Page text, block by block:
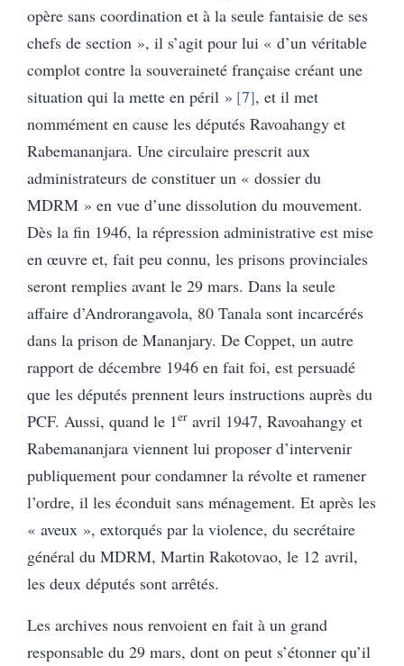
opère sans coordination et à la seule fantaisie de ses
chefs de section », il s’agit pour lui « d’un véritable
complot contre la souveraineté française créant une
situation qui la mette en péril » 7 , et il met
nommément en cause les députés Ravoahangy et
Rabemananjara. Une circulaire prescrit aux
administrateurs de constituer un « dossier du
MDRM » en vue d’une dissolution du mouvement.
Dès la fin 1946, la répression administrative est mise
en œuvre et, fait peu connu, les prisons provinciales
seront remplies avant le 29 mars. Dans la seule
affaire d’Androrangavola, 80 Tanala sont incarcérés
dans la prison de Mananjary. De Coppet, un autre
rapport de décembre 1946 en fait foi, est persuadé
que les députés prennent leurs instructions auprès du
PCF. Aussi, quand le 1er avril 1947, Ravoahangy et
Rabemananjara viennent lui proposer d’intervenir
publiquement pour condamner la révolte et ramener
l’ordre, il les éconduit sans ménagement. Et après les
« aveux », extorqués par la violence, du secrétaire
général du MDRM, Martin Rakotovao, le 12 avril,
les deux députés sont arrêtés.
Les archives nous renvoient en fait à un grand
responsable du 29 mars, dont on peut s’étonner qu’il